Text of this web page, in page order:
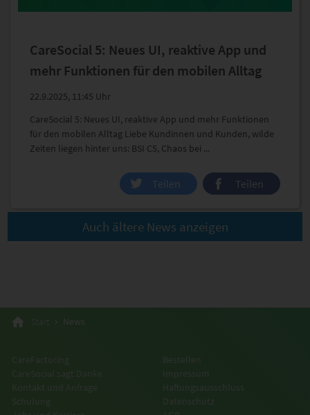
CareSocial 5: Neues UI, reaktive App und
mehr Funktionen für den mobilen Alltag
22.9.2025, 11:45 Uhr
CareSocial 5: Neues UI, reaktive App und mehr Funktionen
für den mobilen Alltag Liebe Kundinnen und Kunden, wilde
Zeiten liegen hinter uns: BSI C5, Chaos bei ...
Teilen
Teilen
Auch ältere News anzeigen
Start News